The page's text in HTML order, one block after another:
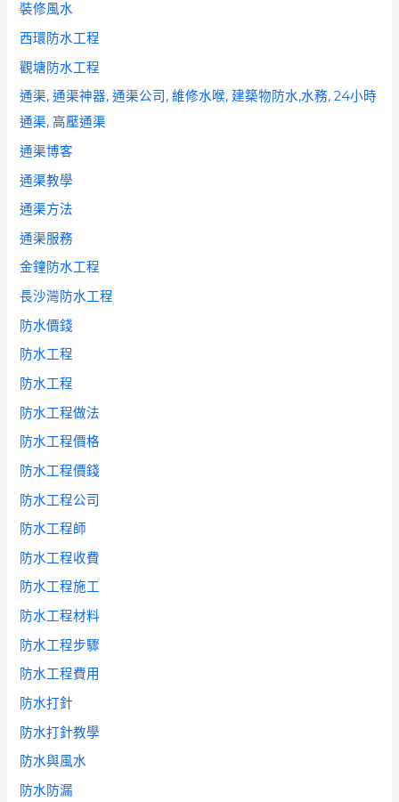
裝修風水
西環防水工程
觀塘防水工程
通渠, 通渠神器, 通渠公司, 維修水喉, 建築物防水,水務, 24小時
通渠, 高壓通渠
通渠博客
通渠教學
通渠方法
通渠服務
金鐘防水工程
長沙灣防水工程
防水價錢
防水工程
防水工程
防水工程做法
防水工程價格
防水工程價錢
防水工程公司
防水工程師
防水工程收費
防水工程施工
防水工程材料
防水工程步驟
防水工程費用
防水打針
防水打針教學
防水與風水
防水防漏